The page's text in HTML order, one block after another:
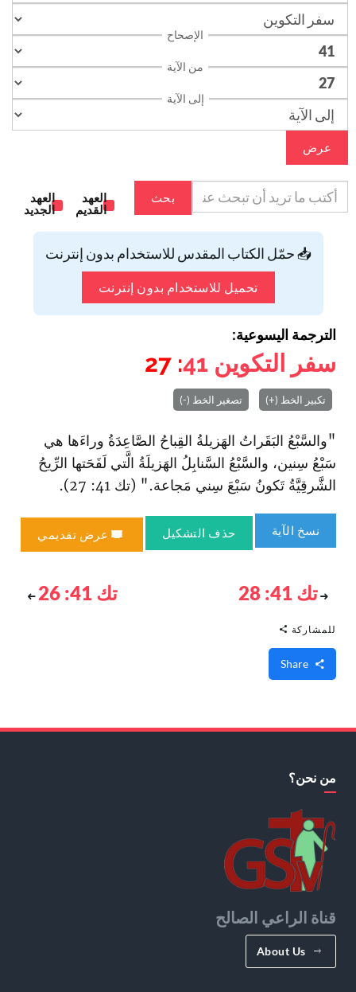
الإصحاح
من الآية
إلى الآية
عرض
بحث
العهد
القديم
العهد
الجديد
📥 حمّل الكتاب المقدس للاستخدام بدون إنترنت
تحميل للاستخدام بدون إنترنت
الترجمة اليسوعية:
سفر التكوين 41
: 27
تكبير الخط (+) تصغير الخط (-)
"والسَّبْعُ البَقَراتُ الهَزيلةُ القِباحُ الصَّاعِدَةُ وراءَها هي
سَبْعُ سِنين، والسَّبْعُ السَّنابِلُ الهَزيلَةُ الَّتي لَفَحَتها الرِّيحُ
الشَّرقِيَّةُ تَكونُ سَبْعَ سِني مَجاعة." (تك 41: 27).
نسخ الآية حذف التشكيل عرض تقديمي
تك 41: 28 تك 41: 26
للمشاركة
من نحن؟
قناة الراعي الصالح
About Us